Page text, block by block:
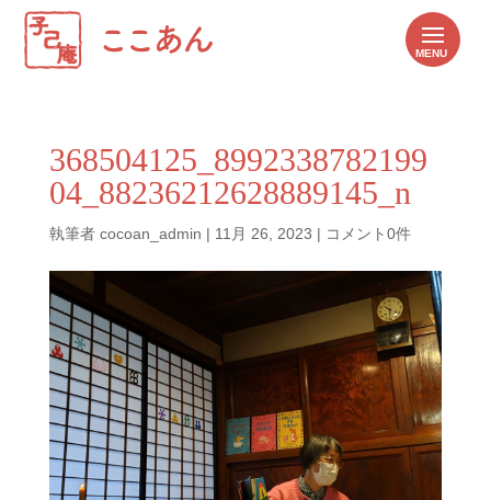
368504125_8992338782199
04_88236212628889145_n
執筆者 cocoan_admin | 11月 26, 2023 | コメント0件